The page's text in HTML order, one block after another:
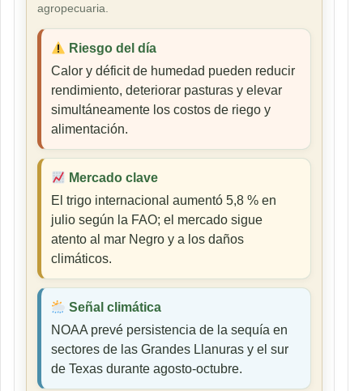
agropecuaria.
Riesgo del día
Calor y déficit de humedad pueden reducir
rendimiento, deteriorar pasturas y elevar
simultáneamente los costos de riego y
alimentación.
Mercado clave
El trigo internacional aumentó 5,8 % en
julio según la FAO; el mercado sigue
atento al mar Negro y a los daños
climáticos.
Señal climática
NOAA prevé persistencia de la sequía en
sectores de las Grandes Llanuras y el sur
de Texas durante agosto-octubre.